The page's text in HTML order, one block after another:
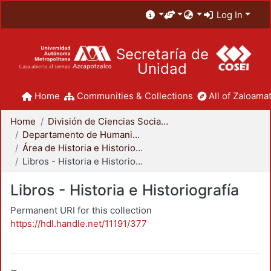
Log In
Secretaría de
Unidad
Home Communities & Collections All of
Home
División de Ciencias Sociales y Humanidades
Departamento de Humanidades
Área de Historia e Historiografía
Libros - Historia e Historiografía
Libros - Historia e Historiografía
Permanent URI for this collection
https://hdl.handle.net/11191/377